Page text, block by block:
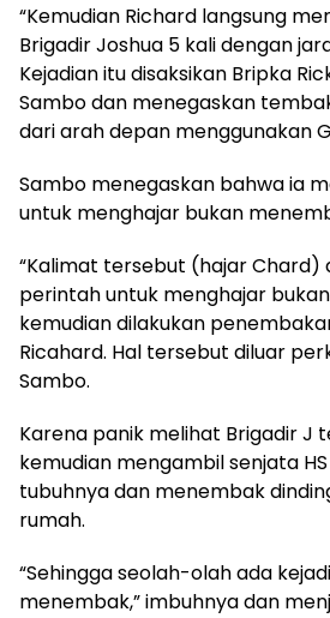
“Kemudian Richard langsung
Brigadir Joshua 5 kali dengan
Kejadian itu disaksikan Bripka
Sambo dan menegaskan
dari arah depan menggunakan
Sambo menegaskan bahwa ia
untuk menghajar bukan
“Kalimat tersebut (hajar
perintah untuk menghajar
kemudian dilakukan
Ricahard. Hal tersebut diluar
Sambo.
Karena panik melihat Brigadir J
kemudian mengambil senjata
tubuhnya dan menembak
rumah.
“Sehingga seolah-olah ada
menembak,” imbuhnya dan